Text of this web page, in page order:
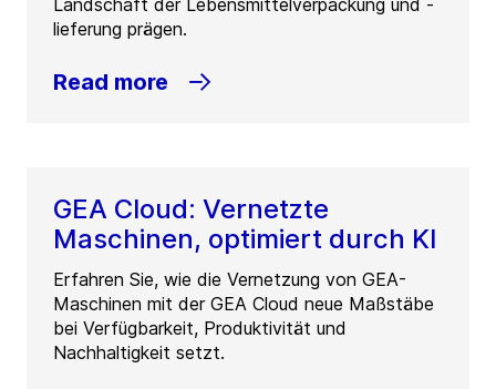
Landschaft der Lebensmittelverpackung und -
lieferung prägen.
Read more
GEA Cloud: Vernetzte
Maschinen, optimiert durch KI
Erfahren Sie, wie die Vernetzung von GEA-
Maschinen mit der GEA Cloud neue Maßstäbe
bei Verfügbarkeit, Produktivität und
Nachhaltigkeit setzt.